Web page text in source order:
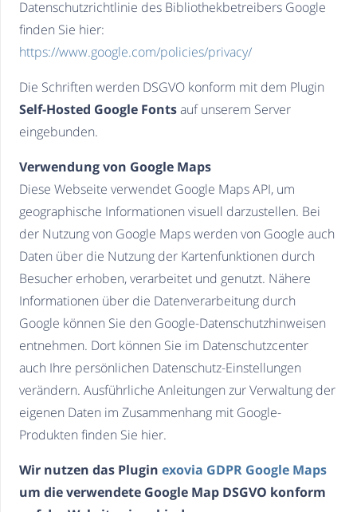
Datenschutzrichtlinie des Bibliothekbetreibers Google
finden Sie hier:
https://www.google.com/policies/privacy/
Die Schriften werden DSGVO konform mit dem Plugin
Self-Hosted Google Fontsauf unserem Server
eingebunden.
Verwendung von Google Maps
Diese Webseite verwendet Google Maps API, um
geographische Informationen visuell darzustellen. Bei
der Nutzung von Google Maps werden von Google auch
Daten über die Nutzung der Kartenfunktionen durch
Besucher erhoben, verarbeitet und genutzt. Nähere
Informationen über die Datenverarbeitung durch
Google können Sie den Google-Datenschutzhinweisen
entnehmen. Dort können Sie im Datenschutzcenter
auch Ihre persönlichen Datenschutz-Einstellungen
verändern. Ausführliche Anleitungen zur Verwaltung der
eigenen Daten im Zusammenhang mit Google-
Produkten finden Sie hier.
Wir nutzen das Plugin exovia GDPR Google Maps
um die verwendete Google Map DSGVO konform